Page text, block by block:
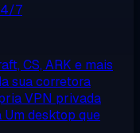
7
CS, ARK e mais
sua corretora
VPN privada
Um desktop que